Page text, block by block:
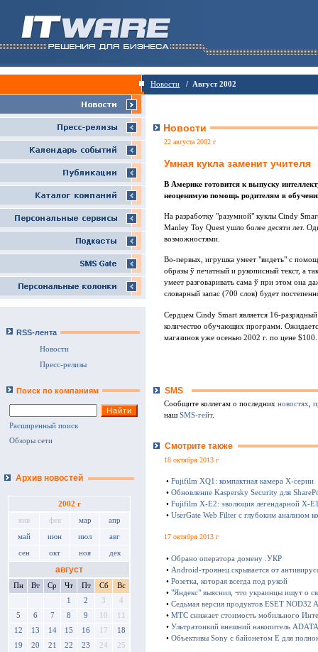
Новости / Август 2002
RSS-лента
Новости
Пресс-релизы
Поиск по компаниям
Расширенный поиск
Обзоры сети
Архив новостей
2002 г
янв фев мар апр
май июн июл авг
сен окт ноя дек
август
Пн Вт Ср Чт Пт Сб
Вс
1
2 3
4
5
6 7 8 9 10
11
12
13 14 15 16 17
18
19
20 21 22 23 24
25
Новости
22 августа 2002 г
Умная кукла заменит учителя
В Америке готовится к выпуску
неоценимую помощь родителям в
На разработку "разумной" куклы Cindy
Manley Toy Quest ушло более десяти лет.
возможностями.
Во-первых, игрушка умеет "видеть" с
образы ў печатный и рукописный текст, а
умеет разговаривать сама ў при этом она
словарный запас (700 слов) будет
Сердцем Cindy Smart является 16-
количество обучающих программ.
магазинов уже осенью 2002 г. по цене $100.
SMS
Сообщите коллегам о последних новостях,
нашSMS-гейт.
Смотрите также
18 октября 2013 г
• Fujifilm XQ1: компактная камера Х-серии
• Обновление Kaspersky Security для
• Fujifilm X-E2: эволюция легендарной X-
• UserGate Web Filter с глубоким анализом
17 октября 2013 г
• Обрано оператора домену .УКР
• Android-троянец скрывается от
• Розетка, которая всегда под рукой
• "Яндекс" выяснил, что украинцы ищут о
• Седьмая версия продуктов ESET NOD32
• МТС снижает стоимость мобильного
• Ультратонкий внешний накопитель
• Объективы Sony с байонетом E для